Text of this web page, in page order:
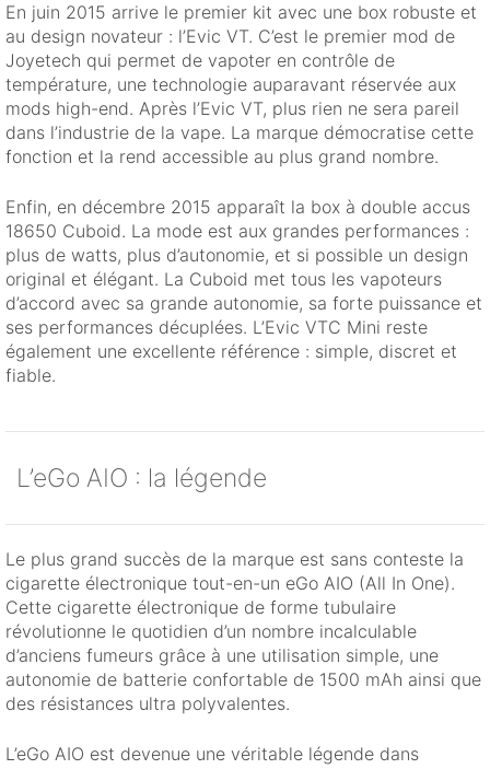
En juin 2015 arrive le premier kit avec une box robuste et
au design novateur : l’Evic VT. C’est le premier mod de
Joyetech qui permet de vapoter en contrôle de
température, une technologie auparavant réservée aux
mods high-end. Après l’Evic VT, plus rien ne sera pareil
dans l’industrie de la vape. La marque démocratise cette
fonction et la rend accessible au plus grand nombre.
Enfin, en décembre 2015 apparaît la box à double accus
18650 Cuboid. La mode est aux grandes performances :
plus de watts, plus d’autonomie, et si possible un design
original et élégant. La Cuboid met tous les vapoteurs
d’accord avec sa grande autonomie, sa forte puissance et
ses performances décuplées. L’Evic VTC Mini reste
également une excellente référence : simple, discret et
fiable.
L’eGo AIO : la légende
Le plus grand succès de la marque est sans conteste la
cigarette électronique tout-en-un eGo AIO (All In One).
Cette cigarette électronique de forme tubulaire
révolutionne le quotidien d’un nombre incalculable
d’anciens fumeurs grâce à une utilisation simple, une
autonomie de batterie confortable de 1500 mAh ainsi que
des résistances ultra polyvalentes.
L’eGo AIO est devenue une véritable légende dans